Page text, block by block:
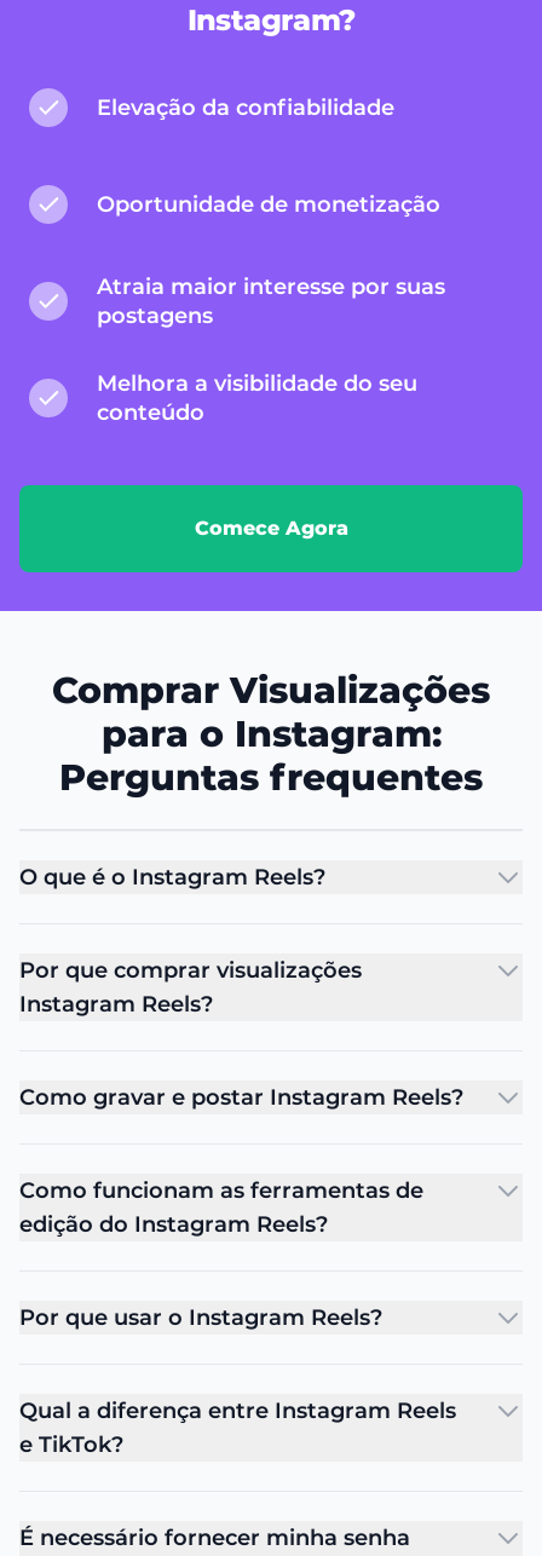
Instagram?
Elevação da confiabilidade
Oportunidade de monetização
Atraia maior interesse por suas
postagens
Melhora a visibilidade do seu
conteúdo
Comece Agora
Comprar Visualizações
para o Instagram:
Perguntas frequentes
O que é o Instagram Reels?
Por que comprar visualizações
Instagram Reels?
Como gravar e postar Instagram Reels?
Como funcionam as ferramentas de
edição do Instagram Reels?
Por que usar o Instagram Reels?
Qual a diferença entre Instagram Reels
e TikTok?
É necessário fornecer minha senha